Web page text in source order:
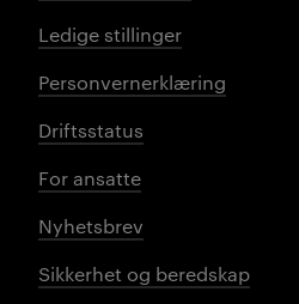
Ledige stillinger
Personvernerklæring
Driftsstatus
For ansatte
Nyhetsbrev
Sikkerhet og beredskap